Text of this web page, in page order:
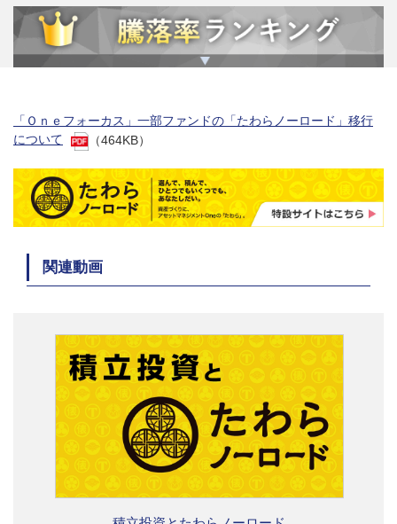
「Ｏｎｅフォーカス」一部ファンドの「たわらノーロード」移行
について
（464KB）
関連動画